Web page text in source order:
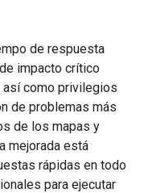
de respuesta
impacto crítico
así como privilegios
de problemas más
de los mapas y
mejorada está
rápidas en todo
para ejecutar